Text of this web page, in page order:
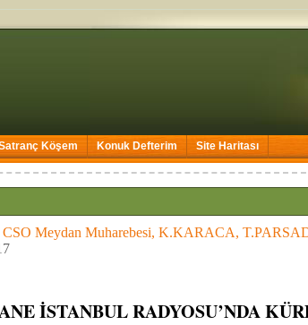
Köşem Konuk Defterim Site Haritası
Meydan Muharebesi, K.KARACA,
İSTANBUL RADYOSU’NDA